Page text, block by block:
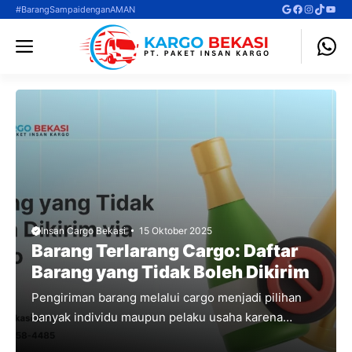
Langsung
#BarangSampaidenganAMAN Google
Facebook
TikTok
Menu
Insan Cargo Bekasi 15 Oktober 2025
Barang Terlarang Cargo: Daftar
Barang yang Tidak Boleh Dikirim
Pengiriman barang melalui cargo menjadi pilihan
banyak individu maupun pelaku usaha karena
kapasitasnya yang besar dan tarif relatif terjangkau.